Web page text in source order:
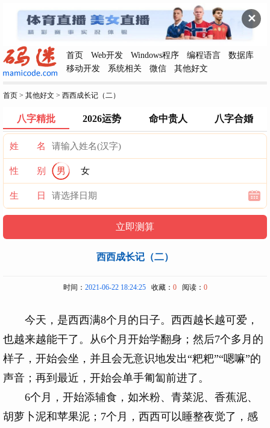
✕
首页 Web开发 Windows程序 编程语言
数据库
移动开发
系统相关 微信 其他好文
首页 > 其他好文 > 西西成长记（二）
八字精批 2026运势 命中贵人 八字合婚
姓 名
性 别 男 女
生 日
西西成长记（二）
时间： 2021-06-22 18:24:25收藏： 0阅读： 0
今天，是西西满8个月的日子。西西越长越可爱，
也越来越能干了。从6个月开始学翻身；然后7个多月的
样子，开始会坐，并且会无意识地发出“粑粑”“嗯嘛”的
声音；再到最近，开始会单手匍匐前进了。
6个月，开始添辅食，如米粉、青菜泥、香蕉泥、
胡萝卜泥和苹果泥；7个月，西西可以睡整夜觉了，感